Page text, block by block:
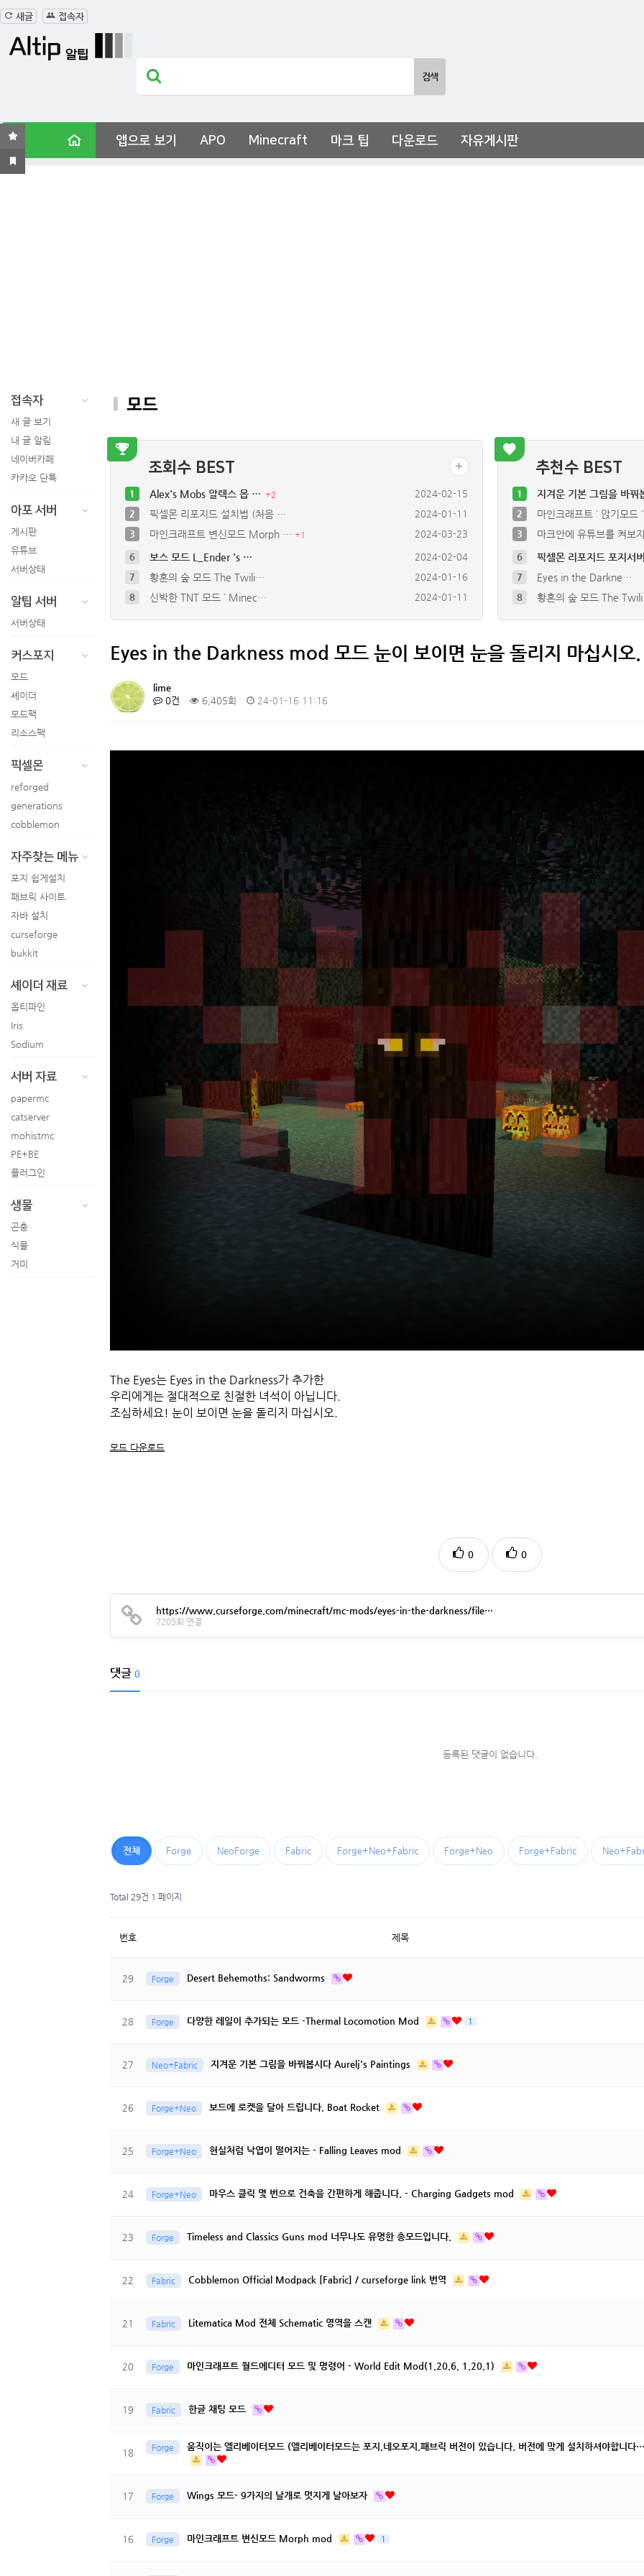
새글 접속자
앱으로 보기 APO Minecraft 마크 팁 다운로드 자유게시판
접속자
새 글 보기
내 글 알림
네이버카페
카카오 단톡
아포 서버
게시판
유튜브
서버상태
알팁 서버
서버상태
커스포지
모드
셰이더
모드팩
리소스팩
픽셀몬
reforged
generations
cobblemon
자주찾는 메뉴
포지 쉽게설치
패브릭 사이트
자바 설치
curseforge
bukkit
셰이더 재료
옵티파인
Iris
Sodium
서버 자료
papermc
catserver
mohistmc
PE+BE
플러그인
생물
곤충
식물
거미
모드
조회수 BEST
6 보스 모드 L_Ender 's …
2024-02-04
7
황혼의 숲 모드 The Twili…
2024-01-16
8
신박한 TNT 모드 ` Minec…
2024-01-11
4
다양한 레일이 추가되는 모드 -T… + 1
2024-10-14
6
보스 모드 L_Ender 's …
1 Alex's Mobs 알렉스 몹 … +2
2024-02-15
2
픽셀몬 리포지드 설치법 (처음 …
2024-01-11
3
마인크래프트 변신모드 Morph … +1 2024-03-23
추천수 BEST
6 픽셀몬 리포지드 포지서
7 Eyes in the Darkne…
8 황혼의 숲 모드 The
4 신박한 TNT 모드 `
1 지겨운 기본 그림을 바
2 마인크래프트 ` 앉기모드
3 마크안에 유튜브를 켜보
Eyes in the Darkness mod 모드 눈이 보이면 눈을 돌리지 마십시오.
lime
0건
6,405회 24-01-16 11:16
The Eyes는 Eyes in the Darkness가 추가한
우리에게는 절대적으로 친절한 녀석이 아닙니다.
조심하세요! 눈이 보이면 눈을 돌리지 마십시오.
모드 다운로드
0 0
https://www.curseforge.com/minecraft/mc-mods/eyes-in-the-darkness/file…
7205회 연결
댓글 0
등록된 댓글이 없습니다.
전체 Forge NeoForge Fabric Forge+Neo+Fabric Forge+Neo Forge+Fabric
Total 29건 1 페이지
번호 제목
29 Forge Desert Behemoths: Sandworms
28 Forge 다양한 레일이 추가되는 모드 -Thermal Locomotion Mod 1
27 Neo+Fabric 지겨운 기본 그림을 바꿔봅시다 Aurelj's Paintings
26 Forge+Neo 보드에 로켓을 달아 드립니다. Boat Rocket
25 Forge+Neo 현실처럼 낙엽이 떨어지는 - Falling Leaves mod
24 Forge+Neo 마우스 클릭 몇 번으로 건축을 간편하게 해줍니다. - Charging Gadgets mod
23 Forge Timeless and Classics Guns mod 너무나도 유명한 총모드입니다.
22 Fabric Cobblemon Official Modpack [Fabric] / curseforge link 번역
21 Fabric Litematica Mod 전체 Schematic 영역을 스캔
20 Forge 마인크래프트 월드에디터 모드 및 명령어 - World Edit Mod(1.20.6, 1.20.1)
19 Fabric 한글 채팅 모드
18 Forge 움직이는 엘리베이터모드 (엘리베이터모드는 포지,네오포지,패브릭 버전이 있습니다. 버전에 맞게 설치하셔야합니다…
17 Forge Wings 모드- 9가지의 날개로 멋지게 날아보자
16 Forge 마인크래프트 변신모드 Morph mod 1